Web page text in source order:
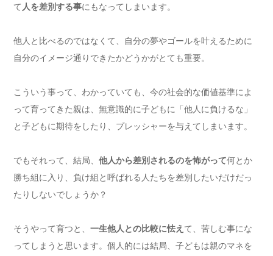
て 人を差別する事にもなってしまいます。
他人と比べるのではなくて、自分の夢やゴールを叶えるために
自分のイメージ通りできたかどうかがとても重要。
こういう事って、わかっていても、今の社会的な価値基準によ
って育ってきた親は、無意識的に子どもに「他人に負けるな」
と子どもに期待をしたり、プレッシャーを与えてしまいます。
でもそれって、結局、 他人から差別されるのを怖がって何とか
勝ち組に入り、負け組と呼ばれる人たちを差別したいだけだっ
たりしないでしょうか？
そうやって育つと、 一生他人との比較に怯え て、苦しむ事にな
ってしまうと思います。個人的には結局、子どもは親のマネを